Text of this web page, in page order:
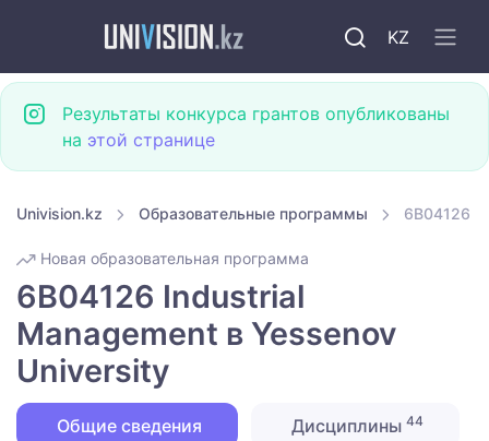
KZ
Результаты конкурса грантов опубликованы
на этой странице
Univision.kz Образовательные программы 6B04126
Новая образовательная программа
6B04126 Industrial
Management в Yessenov
University
Общие сведения Дисциплины 44